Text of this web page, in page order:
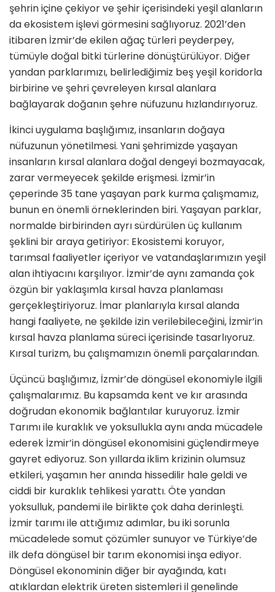
şehrin içine çekiyor ve şehir içerisindeki yeşil alanların
da ekosistem işlevi görmesini sağlıyoruz. 2021’den
itibaren İzmir’de ekilen ağaç türleri peyderpey,
tümüyle doğal bitki türlerine dönüştürülüyor. Diğer
yandan parklarımızı, belirlediğimiz beş yeşil koridorla
birbirine ve şehri çevreleyen kırsal alanlara
bağlayarak doğanın şehre nüfuzunu hızlandırıyoruz.
İkinci uygulama başlığımız, insanların doğaya
nüfuzunun yönetilmesi. Yani şehrimizde yaşayan
insanların kırsal alanlara doğal dengeyi bozmayacak,
zarar vermeyecek şekilde erişmesi. İzmir’in
çeperinde 35 tane yaşayan park kurma çalışmamız,
bunun en önemli örneklerinden biri. Yaşayan parklar,
normalde birbirinden ayrı sürdürülen üç kullanım
şeklini bir araya getiriyor: Ekosistemi koruyor,
tarımsal faaliyetler içeriyor ve vatandaşlarımızın yeşil
alan ihtiyacını karşılıyor. İzmir’de aynı zamanda çok
özgün bir yaklaşımla kırsal havza planlaması
gerçekleştiriyoruz. İmar planlarıyla kırsal alanda
hangi faaliyete, ne şekilde izin verilebileceğini, İzmir’in
kırsal havza planlama süreci içerisinde tasarlıyoruz.
Kırsal turizm, bu çalışmamızın önemli parçalarından.
Üçüncü başlığımız, İzmir’de döngüsel ekonomiyle ilgili
çalışmalarımız. Bu kapsamda kent ve kır arasında
doğrudan ekonomik bağlantılar kuruyoruz. İzmir
Tarımı ile kuraklık ve yoksullukla aynı anda mücadele
ederek İzmir’in döngüsel ekonomisini güçlendirmeye
gayret ediyoruz. Son yıllarda iklim krizinin olumsuz
etkileri, yaşamın her anında hissedilir hale geldi ve
ciddi bir kuraklık tehlikesi yarattı. Öte yandan
yoksulluk, pandemi ile birlikte çok daha derinleşti.
İzmir tarımı ile attığımız adımlar, bu iki sorunla
mücadelede somut çözümler sunuyor ve Türkiye’de
ilk defa döngüsel bir tarım ekonomisi inşa ediyor.
Döngüsel ekonominin diğer bir ayağında, katı
atıklardan elektrik üreten sistemleri il genelinde